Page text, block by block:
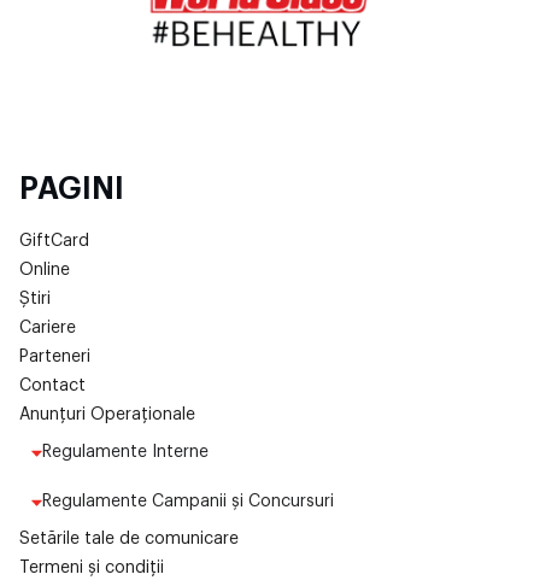
PAGINI
GiftCard
Online
Știri
Cariere
Parteneri
Contact
Anunțuri Operaționale
Regulamente Interne
Regulamente Campanii și Concursuri
Setările tale de comunicare
Termeni și condiții